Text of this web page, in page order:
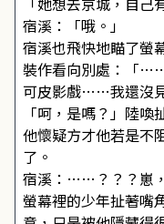
宿溪：「哦。」
宿溪也飛快地瞄了螢
裝作看向別處：「
可皮影戲……我還沒見
「呵，是嗎？」陸喚
他懷疑方才他若是不
了。
宿溪：……？？？崽
螢幕裡的少年扯著嘴